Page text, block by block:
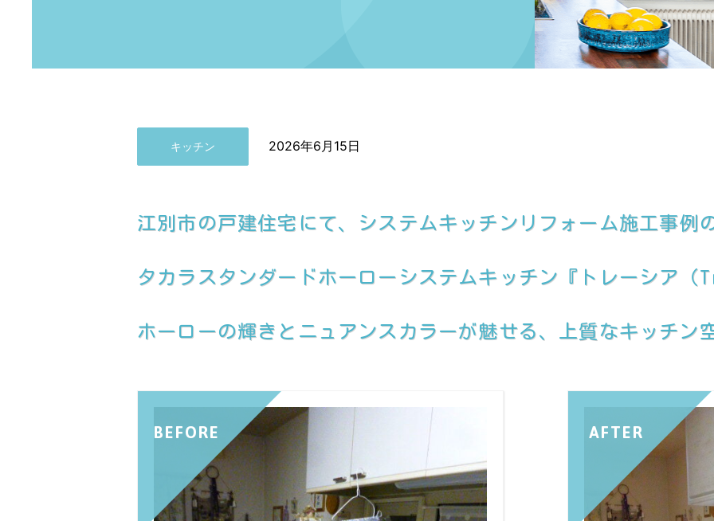
キッチン 2026年6月15日
江別市の戸建住宅にて、システムキッチンリフォーム施工事例
タカラスタンダードホーローシステムキッチン『トレーシア（
ホーローの輝きとニュアンスカラーが魅せる、上質なキッチン
BEFORE AFTER